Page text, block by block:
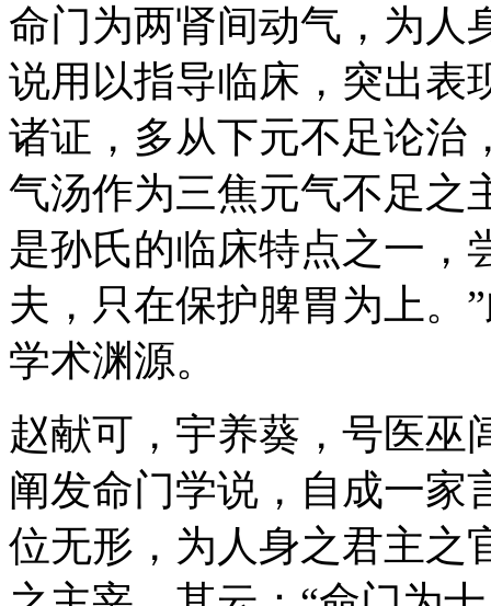
命门为两肾间动气，为人
说用以指导临床，突出表
诸证，多从下元不足论治
气汤作为三焦元气不足之
是孙氏的临床特点之一，
夫，只在保护脾胃为上。
学术渊源。
赵献可，宇养葵，号医巫
阐发命门学说，自成一家
位无形，为人身之君主之